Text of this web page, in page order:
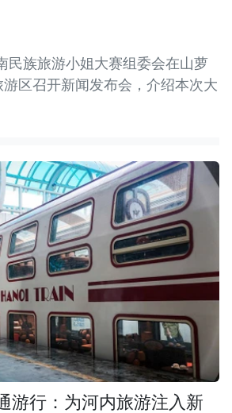
民族旅游小姐大赛组委会在山萝
区召开新闻发布会，介绍本次大
游行：为河内旅游注入新